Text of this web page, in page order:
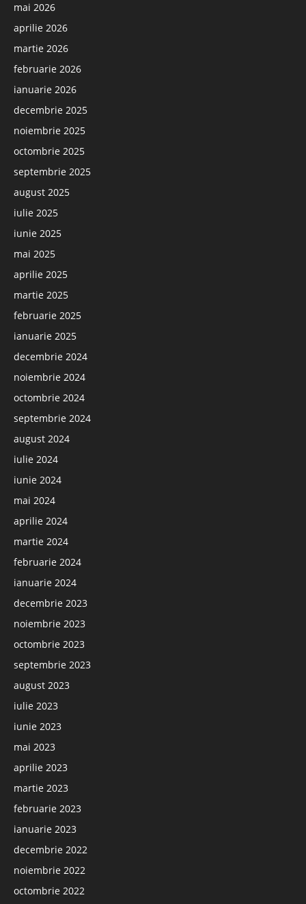
mai 2026
aprilie 2026
martie 2026
februarie 2026
ianuarie 2026
decembrie 2025
noiembrie 2025
octombrie 2025
septembrie 2025
august 2025
iulie 2025
iunie 2025
mai 2025
aprilie 2025
martie 2025
februarie 2025
ianuarie 2025
decembrie 2024
noiembrie 2024
octombrie 2024
septembrie 2024
august 2024
iulie 2024
iunie 2024
mai 2024
aprilie 2024
martie 2024
februarie 2024
ianuarie 2024
decembrie 2023
noiembrie 2023
octombrie 2023
septembrie 2023
august 2023
iulie 2023
iunie 2023
mai 2023
aprilie 2023
martie 2023
februarie 2023
ianuarie 2023
decembrie 2022
noiembrie 2022
octombrie 2022